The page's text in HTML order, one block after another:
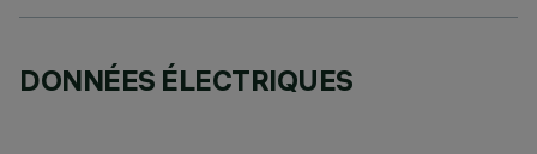
DONNÉES ÉLECTRIQUES